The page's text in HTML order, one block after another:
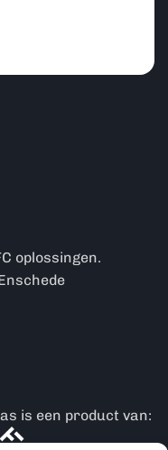
oplossingen.
is een product van: